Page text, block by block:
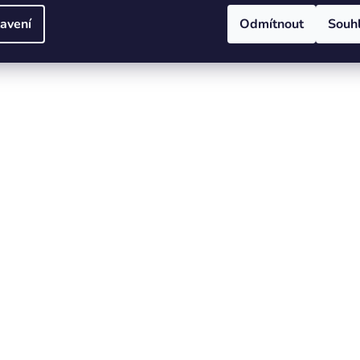
Odmítnout